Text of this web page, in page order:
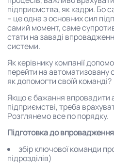
підприємства, як кадри. Бо
– це одна з основних сил
самий момент, саме
стати на заваді
системи.
Як керівнику компанії
перейти на автоматизовану
як допомогти своїй команді?
Якщо є бажання впровадити
підприємстві, треба
Розглянемо все по порядку.
Підготовка до
збір ключової команди
підрозділів)